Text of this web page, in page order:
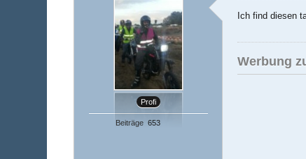
Profi
Beiträge 653
Ich find diesen
Werbung